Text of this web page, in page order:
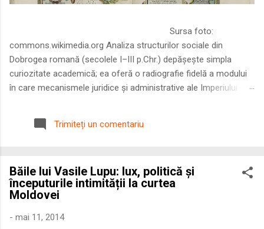
Sursa foto:
commons.wikimedia.org Analiza structurilor sociale din
Dobrogea romană (secolele I–III p.Chr.) depășește simpla
curiozitate academică; ea oferă o radiografie fidelă a modului
în care mecanismele juridice și administrative ale Imperiului
Într-o epocă în care prosperitatea excepțională a lumii romane
era susținută de o mobilitate socială dinamică și de o libertate
roman – în special a cetățenilor romani ( cives Romani ) în
țesutul urban și rural dobrogean – ne permite să măsurăm cu
precizie profunzimea și ritmul procesului de rom...
Trimiteți un comentariu
Băile lui Vasile Lupu: lux, politică și
începuturile intimității la curtea
Moldovei
- mai 11, 2014